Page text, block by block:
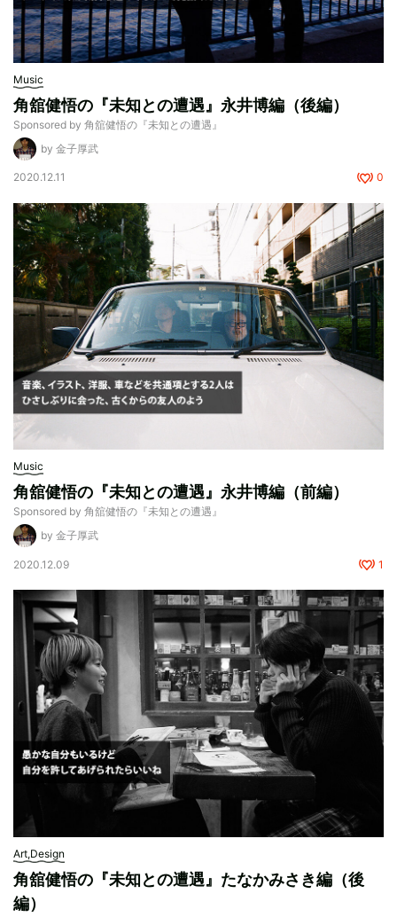
Music
角舘健悟の『未知との遭遇』永井博編（後編）
Sponsored by 角舘健悟の『未知との遭遇』
by 金子厚武
2020.12.11 0
Music
角舘健悟の『未知との遭遇』永井博編（前編）
Sponsored by 角舘健悟の『未知との遭遇』
by 金子厚武
2020.12.09 1
Art,Design
角舘健悟の『未知との遭遇』たなかみさき編（後
編）